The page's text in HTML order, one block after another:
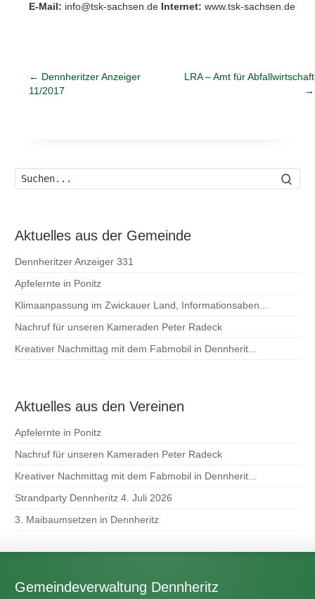
E-Mail: info@tsk-sachsen.de Internet: www.tsk-sachsen.de
← Dennheritzer Anzeiger
11/2017
LRA – Amt für Abfallwirtschaft
→
Aktuelles aus der Gemeinde
Dennheritzer Anzeiger 331
Apfelernte in Ponitz
Klimaanpassung im Zwickauer Land, Informationsaben...
Nachruf für unseren Kameraden Peter Radeck
Kreativer Nachmittag mit dem Fabmobil in Dennherit...
Aktuelles aus den Vereinen
Apfelernte in Ponitz
Nachruf für unseren Kameraden Peter Radeck
Kreativer Nachmittag mit dem Fabmobil in Dennherit...
Strandparty Dennheritz 4. Juli 2026
3. Maibaumsetzen in Dennheritz
Gemeindeverwaltung Dennheritz